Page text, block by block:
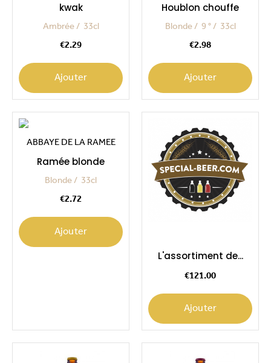
kwak
Ambrée 33cl
€2.29
Ajouter
Houblon chouffe
Blonde 9 ° 33cl
€2.98
Ajouter
ABBAYE DE LA RAMEE
Ramée blonde
Blonde 33cl
€2.72
Ajouter
L'assortiment de...
€121.00
Ajouter